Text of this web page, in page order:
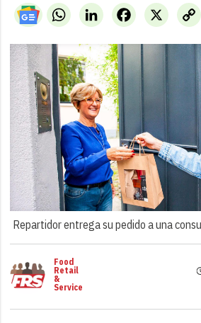
WhatsAppLinkedIn X
Facebook
Repartidor entrega su pedido a una
Food
Retail
&
Service